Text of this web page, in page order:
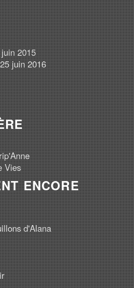
2015
juin 2016
Vies
ENCORE
d'Alana